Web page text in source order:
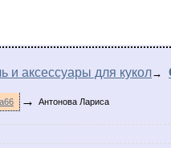
и аксессуары для кукол→
→ Антонова Лариса